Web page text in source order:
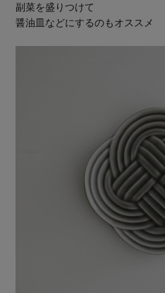
副菜を盛りつけて
醤油皿などにするのもオススメ